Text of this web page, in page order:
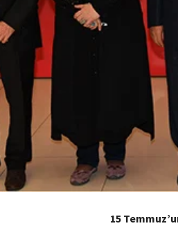
15 Temmuz’